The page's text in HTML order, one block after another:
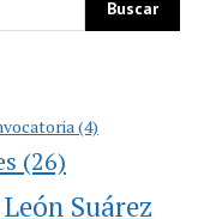
(4)
(26)
León Suárez